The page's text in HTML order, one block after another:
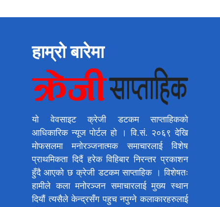
हाम्रो बारेमा
यो वेवसाइट क्रेजी डटकम साप्ताहिकको
आधिकारिक न्यूज पोर्टल हो । वि.सं. २०६९ देखि
मोफसलमा मनोरञ्जनात्मक समाचारलाई विशेष
प्राथमिकता दिदैं हरेक विहिबार निरन्तर प्रकाशन
हुँदै आएको छ क्रेजी डटकम साप्ताहिक । विशेषतः
हामीले कला मनोरञ्जन समाचारलाई मुख्य स्थान
दियौं त्यसैले केन्द्रसँग पहुच नपुग्ने कलाकारहरुलाई